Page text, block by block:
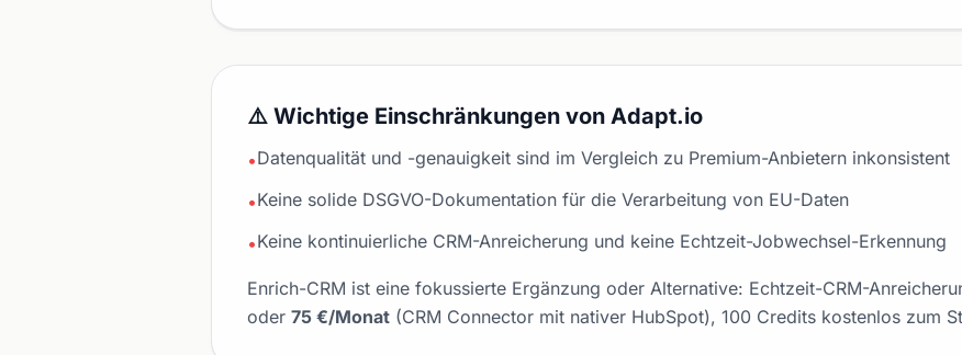
⚠️ Wichtige Einschränkungen von Adapt.io
•Datenqualität und -genauigkeit sind im Vergleich zu Premium-Anbietern inkonsistent
•Keine solide DSGVO-Dokumentation für die Verarbeitung von EU-Daten
•Keine kontinuierliche CRM-Anreicherung und keine Echtzeit-Jobwechsel-Erkennung
Enrich-CRM ist eine fokussierte Ergänzung oder Alternative: Echtzeit-CRM-
oder 75 €/Monat (CRM Connector mit nativer HubSpot), 100 Credits kostenlos zum